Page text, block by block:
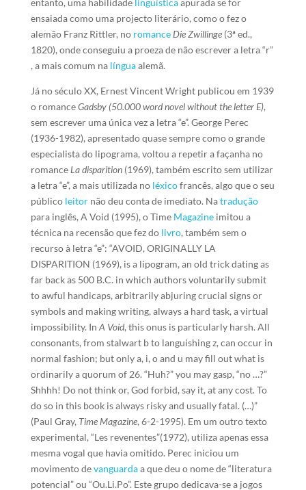
entanto, uma habilidade linguísticaapurada se for
ensaiada como uma projecto literário, como o fez o
alemão Franz Rittler, no romance Die Zwillinge (3ª ed.,
1820), onde conseguiu a proeza de não escrever a letra “r”
, a mais comum na línguaalemã.
Já no século XX, Ernest Vincent Wright publicou em 1939
o romanceGadsby (50.000 word novel without the letter E),
sem escrever uma única vez a letra “e”. George Perec
(1936-1982), apresentado quase sempre como o grande
especialista do lipograma, voltou a repetir a façanha no
romance La disparition(1969), também escrito sem utilizar
a letra “e”, a mais utilizada no léxicofrancês, algo que o seu
público leitornão deu conta de imediato. Natradução
para inglês, A Void (1995), o Time Magazineimitou a
técnica na recensão que fez do livro, também sem o
recurso à letra “e”: “AVOID, ORIGINALLY LA
DISPARITION (1969), is a lipogram, an old trick dating as
far back as 500 B.C. in which authors voluntarily submit
to awful handicaps, arbitrarily abjuring crucial signs or
symbols and making writing, always a hard task, a virtual
impossibility. In A Void, this onus is particularly harsh. All
consonants, from stalwart b to languishing z, can occur in
normal fashion; but only a, i, o and u may fill out what is
ordinarily a quorum of 26. “Huh?” you may gasp, “no …?”
Shhhh! Do not think or, God forbid, say it, at any cost. To
do so in this book is always risky and usually fatal. (…)”
(Paul Gray, Time Magazine, 6-2-1995). Em um outro texto
experimental, “Les revenentes”(1972), utiliza apenas essa
mesma vogal que havia omitido. Perec iniciou um
movimento devanguardaa que deu o nome de “literatura
potencial” ou “Ou.Li.Po”. Este grupo dedicava-se a jogos